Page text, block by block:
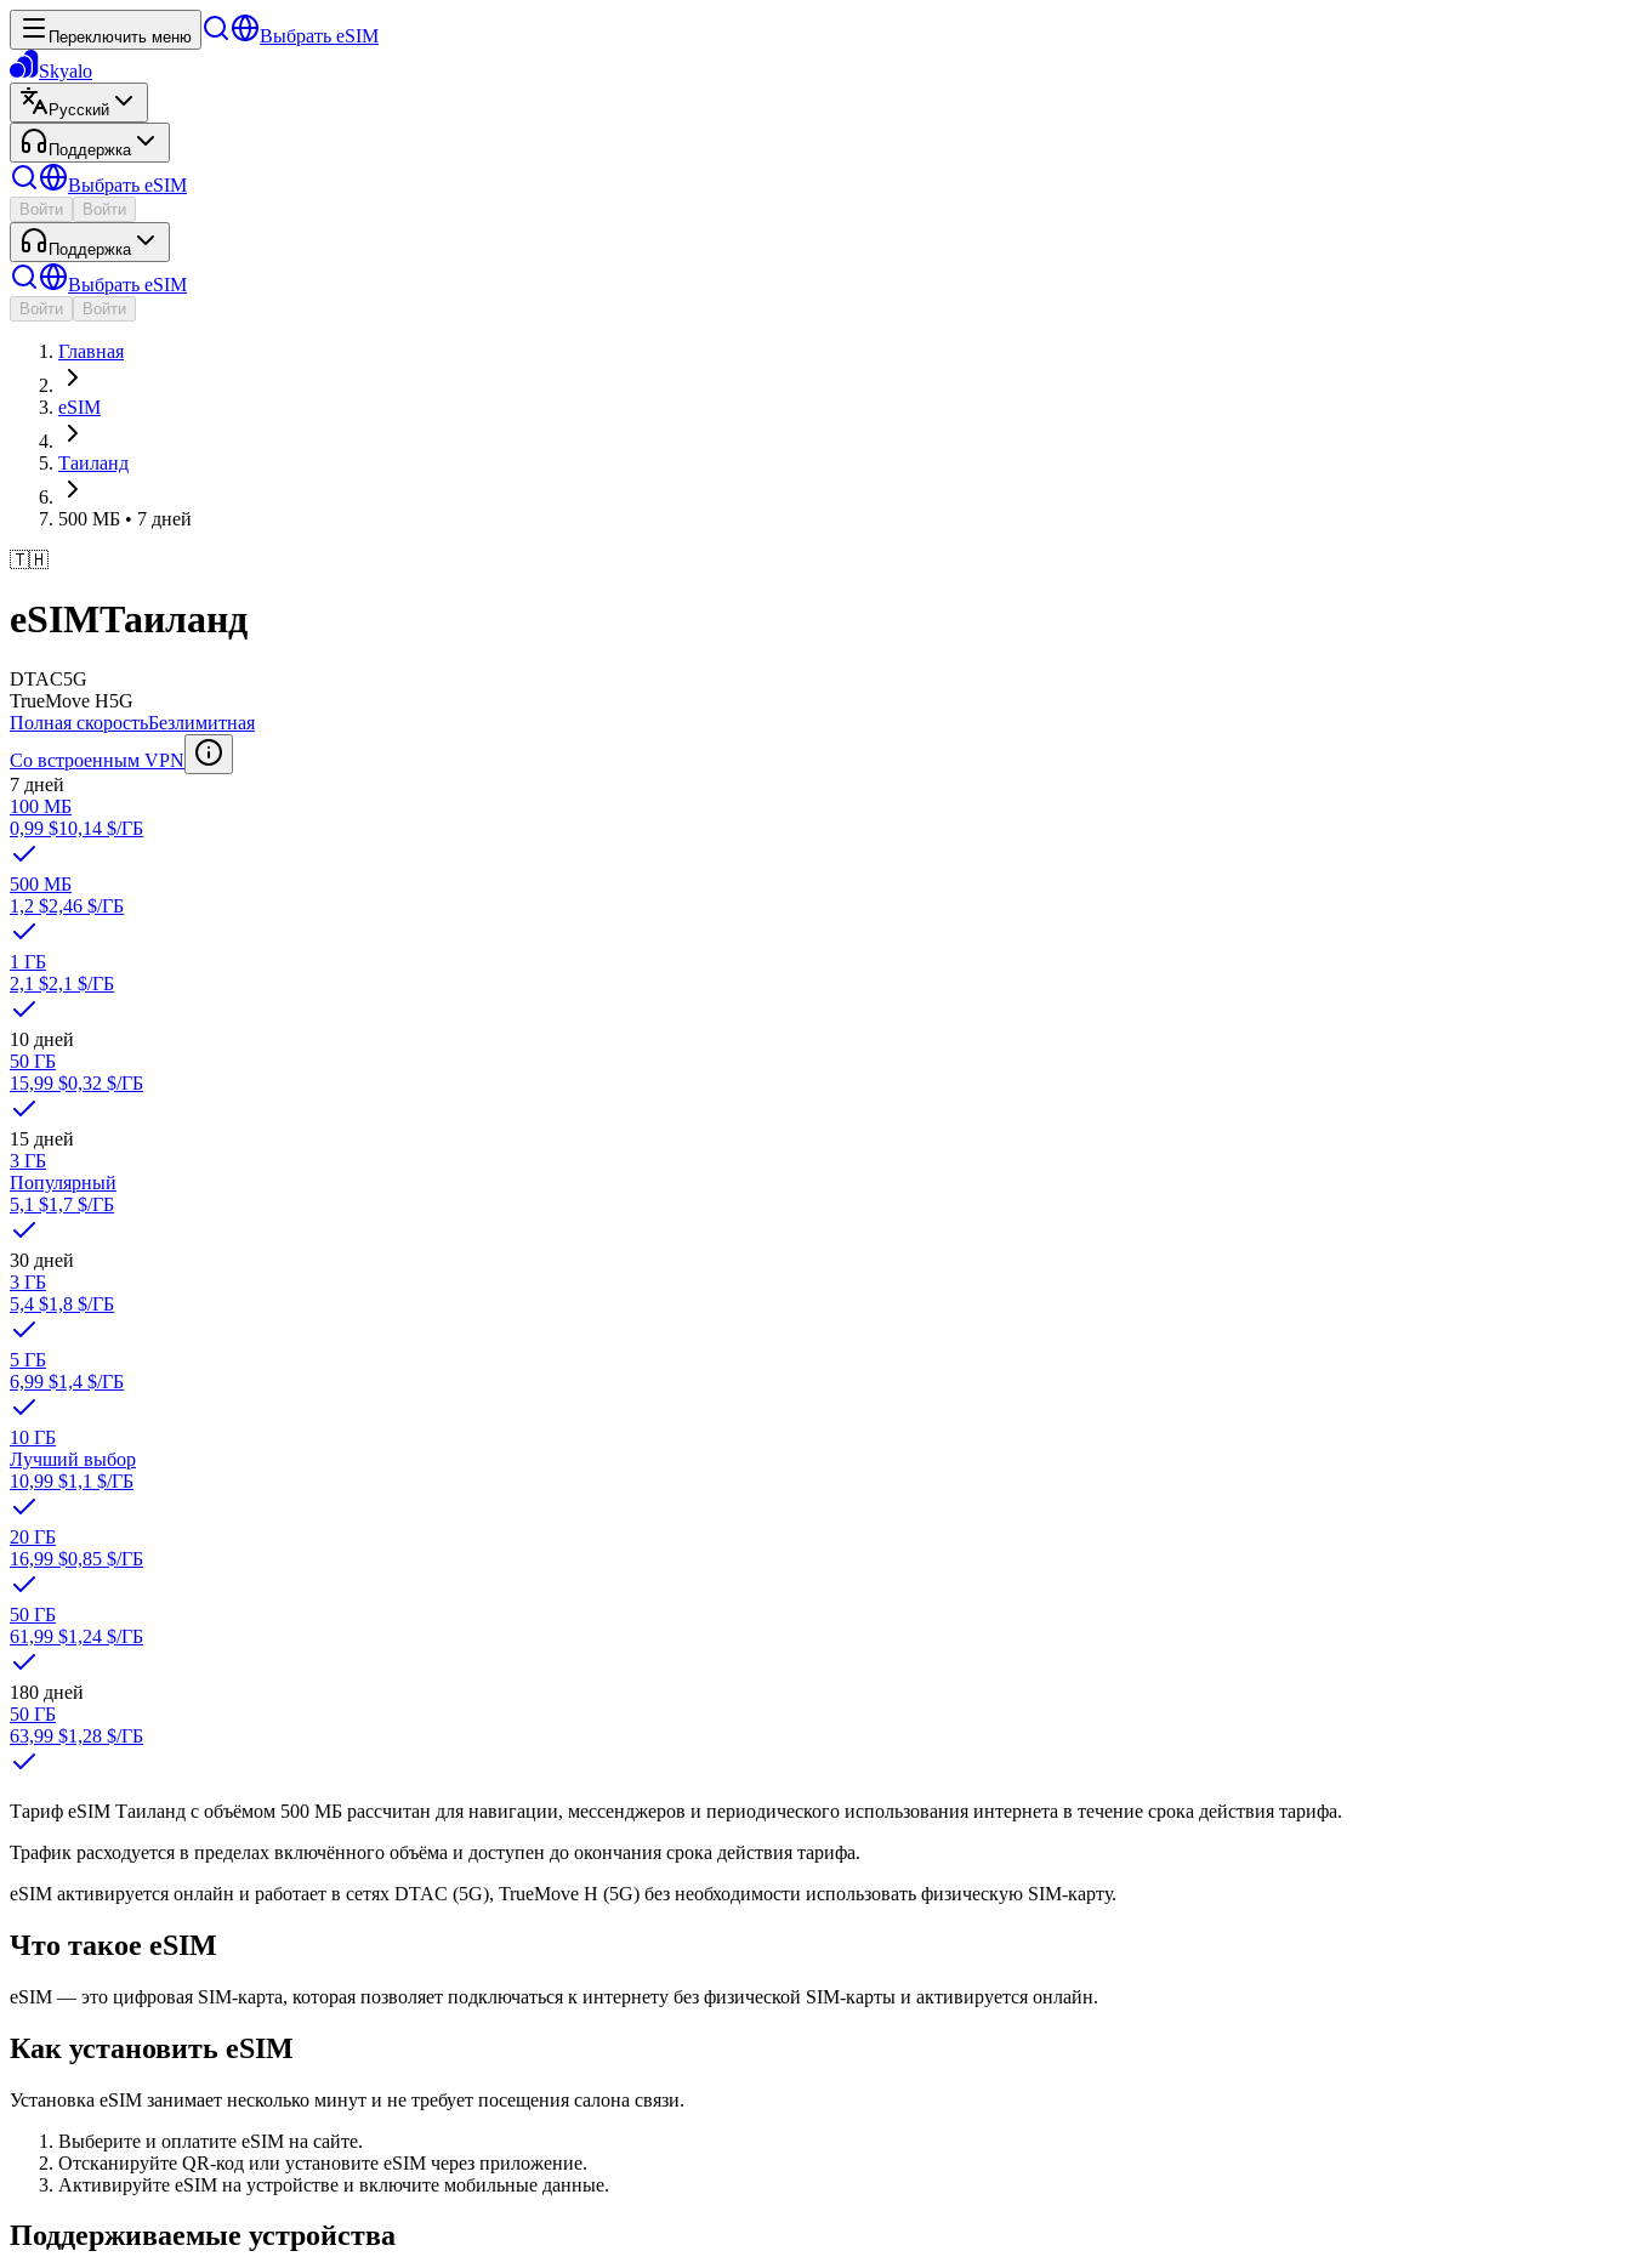
Переключить меню
Выбрать eSIM
Skyalo
Русский
Поддержка
Выбрать eSIM
Войти Войти
Поддержка
Выбрать eSIM
Войти Войти
Главная
eSIM
Таиланд
500 МБ • 7 дней
🇹🇭
eSIMТаиланд
DTAC5G
TrueMove H5G
Полная скоростьБезлимитная
Со встроенным VPN
7 дней
100 МБ
0,99 $10,14 $/ГБ
500 МБ
1,2 $2,46 $/ГБ
1 ГБ
2,1 $2,1 $/ГБ
10 дней
50 ГБ
15,99 $0,32 $/ГБ
15 дней
3 ГБ
Популярный
5,1 $1,7 $/ГБ
30 дней
3 ГБ
5,4 $1,8 $/ГБ
5 ГБ
6,99 $1,4 $/ГБ
10 ГБ
Лучший выбор
10,99 $1,1 $/ГБ
20 ГБ
16,99 $0,85 $/ГБ
50 ГБ
61,99 $1,24 $/ГБ
180 дней
50 ГБ
63,99 $1,28 $/ГБ
Тариф eSIM Таиланд с объёмом 500 МБ рассчитан для навигации, мессенджеров и периодического использования интернета в течение срока действия тарифа.
Трафик расходуется в пределах включённого объёма и доступен до окончания срока действия тарифа.
eSIM активируется онлайн и работает в сетях DTAC (5G), TrueMove H (5G) без необходимости использовать физическую SIM-карту.
Что такое eSIM
eSIM — это цифровая SIM-карта, которая позволяет подключаться к интернету без физической SIM-карты и активируется онлайн.
Как установить eSIM
Установка eSIM занимает несколько минут и не требует посещения салона связи.
Выберите и оплатите eSIM на сайте.
Отсканируйте QR-код или установите eSIM через приложение.
Активируйте eSIM на устройстве и включите мобильные данные.
Поддерживаемые устройства